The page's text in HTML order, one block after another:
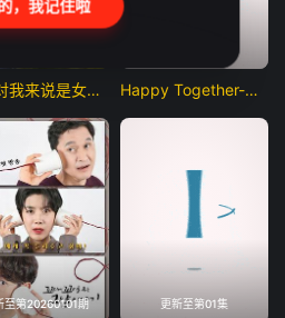
姐姐对我来说是女人2 Happy Together-不是一个人真好
至第20260101期 更新至第01集
，我记住啦